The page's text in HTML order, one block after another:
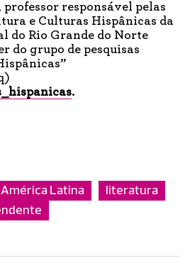
professor responsável pelas
e Culturas Hispânicas da
do Rio Grande do Norte
do grupo de pesquisas
.
América Latina
literatura